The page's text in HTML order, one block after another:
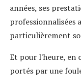
années, ses
professionnalisées
particulièrement
Et pour l'heure, en
portés par une